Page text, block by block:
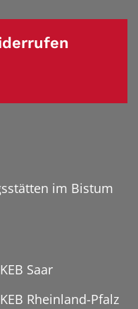
im Bistum
Saar
Rheinland-Pfalz